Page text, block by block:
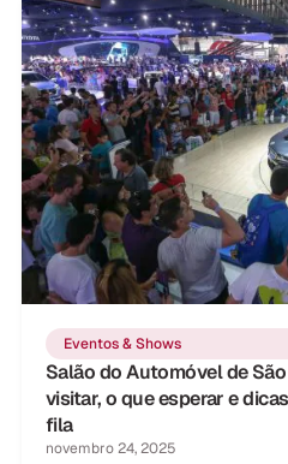
Eventos & Shows
Salão do Automóvel de
visitar, o que esperar e
fila
novembro 24, 2025